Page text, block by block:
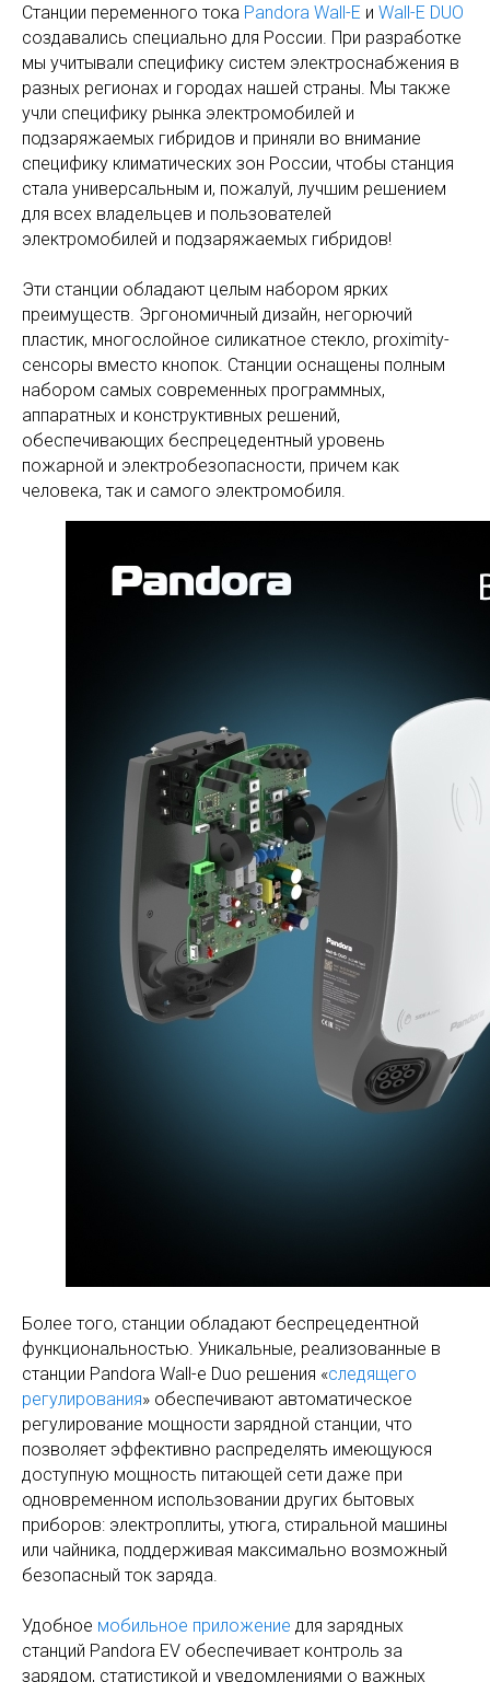
Станции переменного тока Pandora Wall-E и Wall-E DUO
создавались специально для России. При разработке
мы учитывали специфику систем электроснабжения в
разных регионах и городах нашей страны. Мы также
учли специфику рынка электромобилей и
подзаряжаемых гибридов и приняли во внимание
специфику климатических зон России, чтобы станция
стала универсальным и, пожалуй, лучшим решением
для всех владельцев и пользователей
электромобилей и подзаряжаемых гибридов!
Эти станции обладают целым набором ярких
преимуществ. Эргономичный дизайн, негорючий
пластик, многослойное силикатное стекло, proximity-
сенсоры вместо кнопок. Станции оснащены полным
набором самых современных программных,
аппаратных и конструктивных решений,
обеспечивающих беспрецедентный уровень
пожарной и электробезопасности, причем как
человека, так и самого электромобиля.
Более того, станции обладают беспрецедентной
функциональностью. Уникальные, реализованные в
станции Pandora Wall-e Duo решения «следящего
регулирования» обеспечивают автоматическое
регулирование мощности зарядной станции, что
позволяет эффективно распределять имеющуюся
доступную мощность питающей сети даже при
одновременном использовании других бытовых
приборов: электроплиты, утюга, стиральной машины
или чайника, поддерживая максимально возможный
безопасный ток заряда.
Удобное мобильное приложение для зарядных
станций Pandora EV обеспечивает контроль за
зарядом, статистикой и уведомлениями о важных